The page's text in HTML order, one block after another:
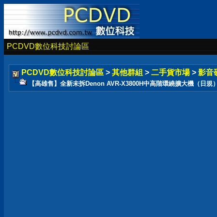
PCDVD數位科技討論區
PCDVD數位科技討論區 > 其他群組 > 二手貨市場 > 影音
【高雄售】全新未拆Denon AVR-X3800H中高階環繞擴大機（日規）